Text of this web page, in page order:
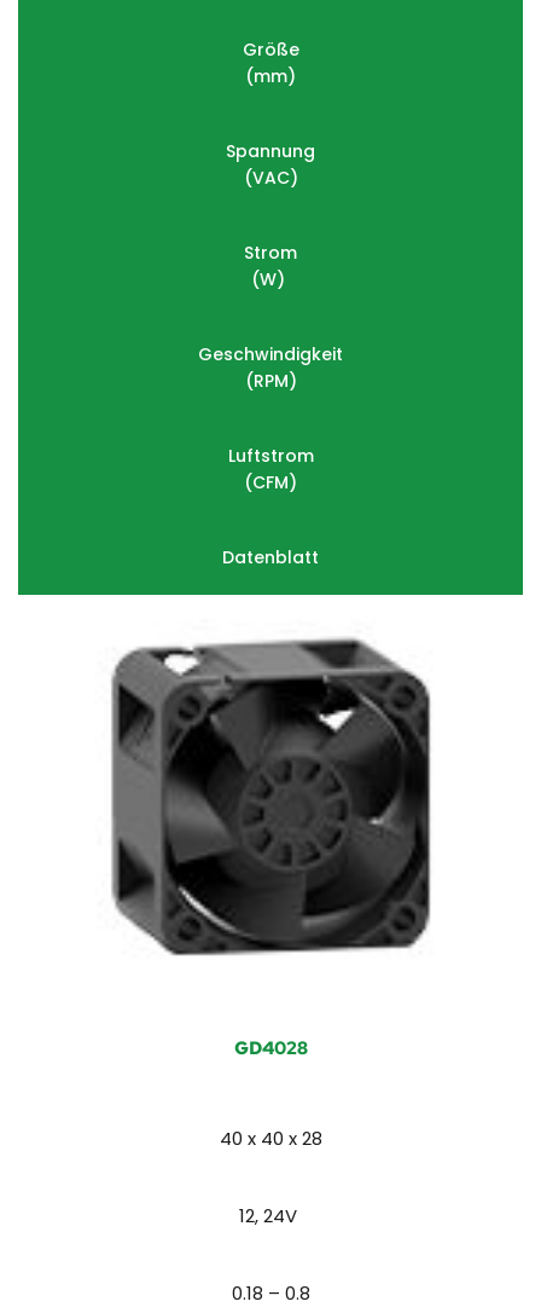
Größe
(mm)
Spannung
(VAC)
Strom
(W)
Geschwindigkeit
(RPM)
Luftstrom
(CFM)
Datenblatt
GD4028
40 x 40 x 28
12, 24V
0.18 – 0.8